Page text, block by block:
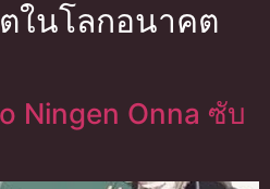
ในโลกอนาคต
Ningen Onna ซับ